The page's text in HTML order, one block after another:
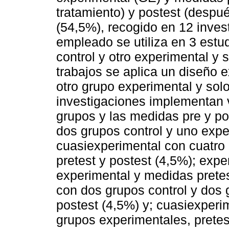
tratamiento) y postest
(54,5%), recogido en 12
empleado se utiliza en 3
control y otro experimental y
trabajos se aplica un diseño
otro grupo experimental y
investigaciones
grupos y las medidas pre y
dos grupos control y uno
cuasiexperimental con
pretest y postest (4,5%);
experimental y medidas
con dos grupos control y dos
postest (4,5%) y;
grupos experimentales,